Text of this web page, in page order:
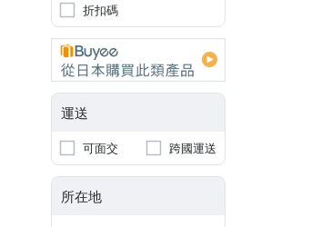
折扣碼
運送
可面交 跨國運送
所在地